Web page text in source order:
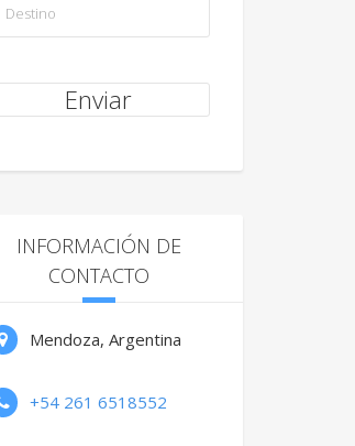
INFORMACIÓN DE
CONTACTO
Mendoza, Argentina
+54 261 6518552